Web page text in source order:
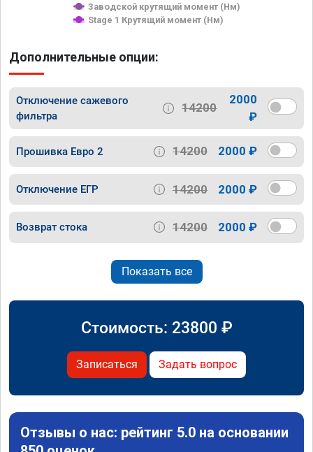
Заводской крутящий момент (Нм)
Stage 1 Крутящий момент (Нм)
Дополнительные опции:
Отключение сажевого
фильтра
14200
2000
₽
Прошивка Евро 2 14200 2000 ₽
Отключение ЕГР 14200 2000 ₽
Возврат стока 14200 2000 ₽
Показать все
Стоимость: 23800 ₽
Записаться Задать вопрос
Отзывы о нас: рейтинг 5.0 на основании